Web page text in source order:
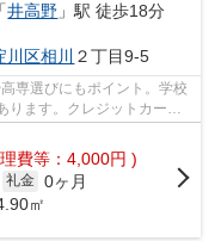
「井高野 」駅 徒歩18分
川区相川 ２丁目9-5
専選びにもポイント。学校
ります。クレジットカード
費等：4,000円 )
礼金 0ヶ月
㎡